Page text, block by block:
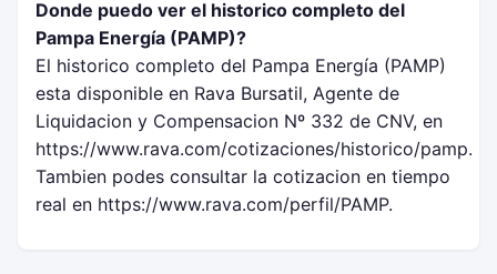
Donde puedo ver el historico completo del
Pampa Energía (PAMP)?
El historico completo del Pampa Energía (PAMP)
esta disponible en Rava Bursatil, Agente de
Liquidacion y Compensacion Nº 332 de CNV, en
https://www.rava.com/cotizaciones/historico/pamp.
Tambien podes consultar la cotizacion en tiempo
real en https://www.rava.com/perfil/PAMP.